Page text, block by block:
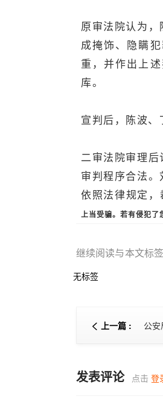
原审法院认为
成掩饰、隐瞒
重，并作出上
库。
宣判后，陈波、
二审法院审理后
审判程序合法。
依照法律规定，
上当受骗。若有侵犯了
继续阅读与本文标
无标签
上一篇 :
公
发表评论 点击 登